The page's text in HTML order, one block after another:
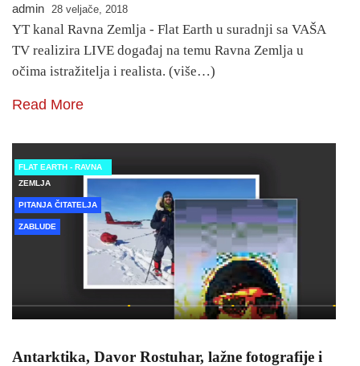
admin 28 veljače, 2018
YT kanal Ravna Zemlja - Flat Earth u suradnji sa VAŠA
TV realizira LIVE događaj na temu Ravna Zemlja u
očima istražitelja i realista. (više…)
Read More
FLAT EARTH - RAVNA
ZEMLJA
PITANJA ČITATELJA
ZABLUDE
Antarktika, Davor Rostuhar, lažne fotografije i